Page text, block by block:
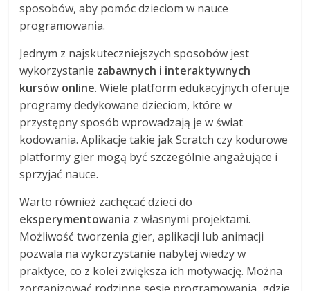
sposobów, aby pomóc dzieciom w nauce
programowania.
Jednym z najskuteczniejszych sposobów jest
wykorzystanie zabawnych i interaktywnych
kursów online. Wiele platform edukacyjnych oferuje
programy dedykowane dzieciom, które w
przystępny sposób wprowadzają je w świat
kodowania. Aplikacje takie jak Scratch czy kodurowe
platformy gier mogą być szczególnie angażujące i
sprzyjać nauce.
Warto również zachęcać dzieci do
eksperymentowania z własnymi projektami.
Możliwość tworzenia gier, aplikacji lub animacji
pozwala na wykorzystanie nabytej wiedzy w
praktyce, co z kolei zwiększa ich motywację. Można